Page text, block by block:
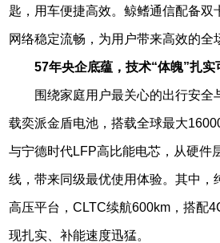
匙，用车便捷高效。鲸鳍通信配备双
网络稳定流畅，为用户带来高效的全
57年央企底蕴，技术“体魄”扎实
围绕家庭用户最关心的出行安全
载奕派金盾电池，搭载全球最大
与宁德时代LFP高比能电芯，从硬件
线，带来同级最优使用体验。其中，
高压平台，CLTC续航600km，搭配
现扎实、补能速度迅猛。